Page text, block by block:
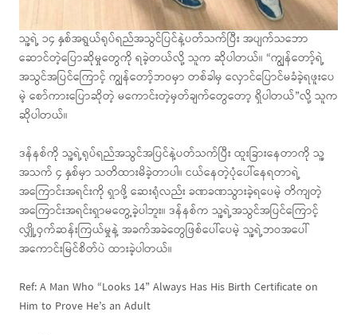
သူ့ရဲ့ ၁၄ နှစ်အရွယ်ရုပ်ရည်အသွင်ပြင်နဲ့ပတ်သက်ပြီး အပျက်သဘော
ဆောင်တဲ့ပြောဆိုမှုတွေကို ရခဲ့တယ်လို့ သူက ဆိုပါတယ်။ “ကျွန်တော့်ရဲ့
အသွင်အပြင်ကြောင့် ကျွန်တော့်ဘဝမှာ တစ်ခါမှ လှောင်ပြောင်မခံခဲ့ရဖူးပေ
မဲ့ စော်ကားပြောဆိုတဲ့ မကောင်းတဲ့မှတ်ချက်တွေတော့ ရှိပါတယ်”လို့ သူက
ဆိုပါတယ်။
ဒန်နစ်ကို သူ့ရဲ့ရုပ်ရည်အသွင်အပြင်နဲ့ပတ်သက်ပြီး ထူးခြားနေတာကို သူ့
အသက် ၄ နှစ်မှာ သတိထားမိခဲ့တာပါ။ ငယ်နေတဲ့ပုံပေါ်နေရတာရဲ့
အကြောင်းအရင်းကို ရှာဖို့ ဆေးရုံလည်း ခဏခဏသွားခဲ့ရပေမဲ့ တိကျတဲ့
အကြောင်းအရင်းရှာမတွေ့ခဲ့ပါဘူး။ ဒန်နစ်က သူ့ရဲ့အသွင်အပြင်ကြောင့်
လျှို့ဝှက်ဆန်းကြယ်မှုနဲ့ အခက်အခဲတွေဖြစ်ပေါ်ပေမဲ့ သူ့ရဲ့ဘဝအပေါ်
အကောင်းမြင်စိတ်ပဲ ထားခဲ့ပါတယ်။
Ref: A Man Who “Looks 14” Always Has His Birth Certificate on
Him to Prove He’s an Adult